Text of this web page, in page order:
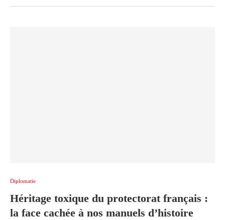
Diplomatie
Héritage toxique du protectorat français :
la face cachée à nos manuels d’histoire